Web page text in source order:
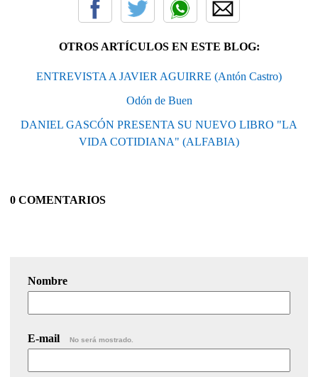
OTROS ARTÍCULOS EN ESTE BLOG:
ENTREVISTA A JAVIER AGUIRRE (Antón Castro)
Odón de Buen
DANIEL GASCÓN PRESENTA SU NUEVO LIBRO "LA
VIDA COTIDIANA" (ALFABIA)
0 COMENTARIOS
Nombre
E-mail No será mostrado.